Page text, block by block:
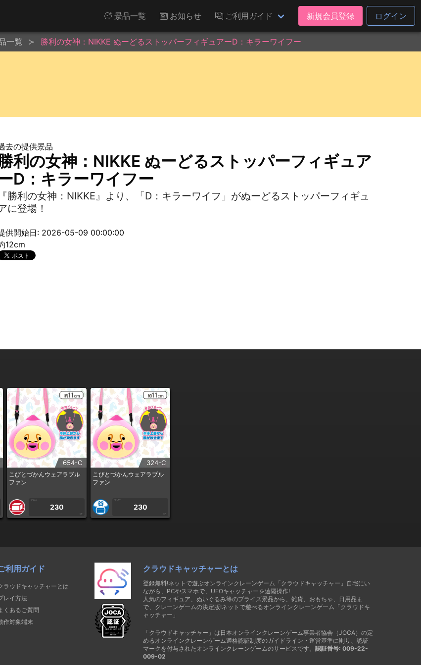
景品一覧 お知らせ ご利用ガイド 新規会員登録 ログイン
一覧 勝利の女神：NIKKE ぬーどるストッパーフィギュアーD：キラーワイフー
去の提供景品
利の女神：NIKKE ぬーどるストッパーフィギュア
D：キラーワイフー
『勝利の女神：NIKKE』より、「D：キラーワイフ」がぬーどるストッパーフィギュ
に登場！
供開始日: 2026-05-09 00:00:00
12cm
654-C
こびとづかんウェアラブル
ファン
1PLAY
230
CP
324-C
こびとづかんウェアラブル
ファン
1PLAY
230
CP
利用ガイド
ラウドキャッチャーとは
レイ方法
くあるご質問
作対象端末
クラウドキャッチャーとは
登録無料!ネットで遊ぶオンラインクレーンゲーム「クラウドキャッチャー」自宅にい
ながら、PCやスマホで、UFOキャッチャーを遠隔操作!
人気のフィギュア、ぬいぐるみ等のプライズ景品から、雑貨、おもちゃ、日用品ま
で、クレーンゲームの決定版!ネットで遊べるオンラインクレーンゲーム「クラウドキ
ャッチャー」
「クラウドキャッチャー」は日本オンラインクレーンゲーム事業者協会（JOCA）の定
めるオンラインクレーンゲーム適格認証制度のガイドライン・運営基準に則り、認証
マークを付与されたオンラインクレーンゲームのサービスです。 認証番号: 009-22-
009-02